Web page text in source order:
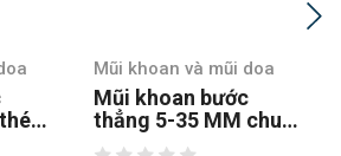
Mũi khoan và mũi doa
Mũi khoan bước
thẳng chuôi tròn 4-12
hss4241 tin